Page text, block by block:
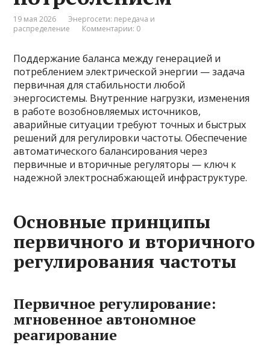
19 мая 2026
Энергосети: передача и
распределение
Комментарии: 0
Поддержание баланса между генерацией и
потреблением электрической энергии — задача
первичная для стабильности любой
энергосистемы. Внутренние нагрузки, изменения
в работе возобновляемых источников,
аварийные ситуации требуют точных и быстрых
решений для регулировки частоты. Обеспечение
автоматического балансирования через
первичные и вторичные регуляторы — ключ к
надежной электроснабжающей инфраструктуре.
Основные принципы
первичного и вторичного
регулирования частоты
Первичное регулирование:
мгновенное автономное
реагирование